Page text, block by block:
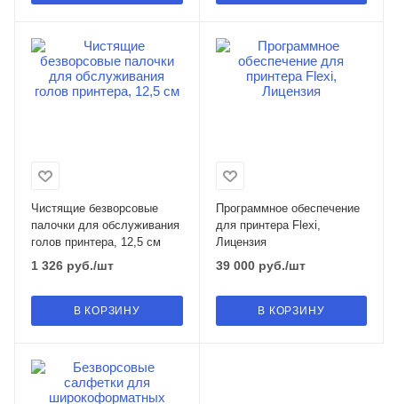
Чистящие безворсовые
палочки для обслуживания
голов принтера, 12,5 см
1 326 руб./шт
В КОРЗИНУ
Программное обеспечение
для принтера Flexi,
Лицензия
39 000руб./шт
В КОРЗИНУ